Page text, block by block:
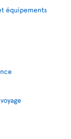
équipements